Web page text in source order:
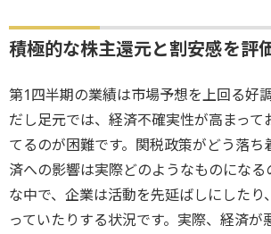
積極的な株主還元と割安感を評
第1四半期の業績は市場予想を上回る好
だし足元では、経済不確実性が高まって
てるのが困難です。関税政策がどう落ち
済への影響は実際どのようなものにな
な中で、企業は活動を先延ばしにしたり
っていたりする状況です。実際、経済が